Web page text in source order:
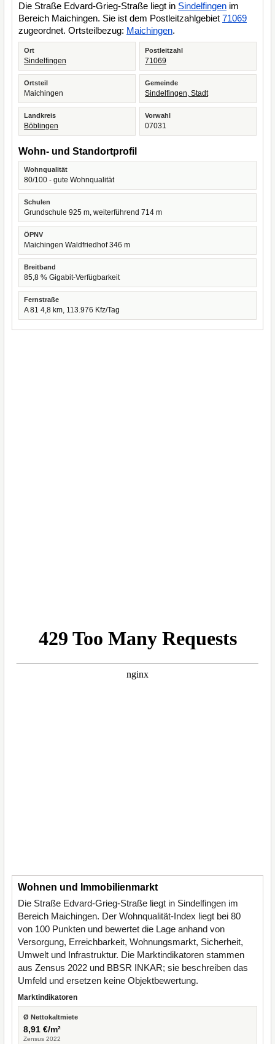
Die Straße Edvard-Grieg-Straße liegt in Sindelfingen im
Bereich Maichingen. Sie ist dem Postleitzahlgebiet 71069
zugeordnet. Ortsteilbezug: Maichingen.
Ort
Sindelfingen
Postleitzahl
71069
Ortsteil
Maichingen
Gemeinde
Sindelfingen, Stadt
Landkreis
Böblingen
Vorwahl
07031
Wohn- und Standortprofil
Wohnqualität
80/100 - gute Wohnqualität
Schulen
Grundschule 925 m, weiterführend 714 m
ÖPNV
Maichingen Waldfriedhof 346 m
Breitband
85,8 % Gigabit-Verfügbarkeit
Fernstraße
A 81 4,8 km, 113.976 Kfz/Tag
Wohnen und Immobilienmarkt
Die Straße Edvard-Grieg-Straße liegt in Sindelfingen im
Bereich Maichingen. Der Wohnqualität-Index liegt bei 80
von 100 Punkten und bewertet die Lage anhand von
Versorgung, Erreichbarkeit, Wohnungsmarkt, Sicherheit,
Umwelt und Infrastruktur. Die Marktindikatoren stammen
aus Zensus 2022 und BBSR INKAR; sie beschreiben das
Umfeld und ersetzen keine Objektbewertung.
Marktindikatoren
Ø Nettokaltmiete
8,91 €/m²
Zensus 2022